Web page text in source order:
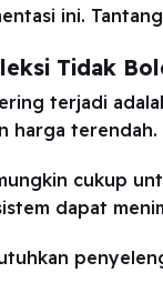
ini.
Tidak
terjadi
harga terendah.
cukup
dapat